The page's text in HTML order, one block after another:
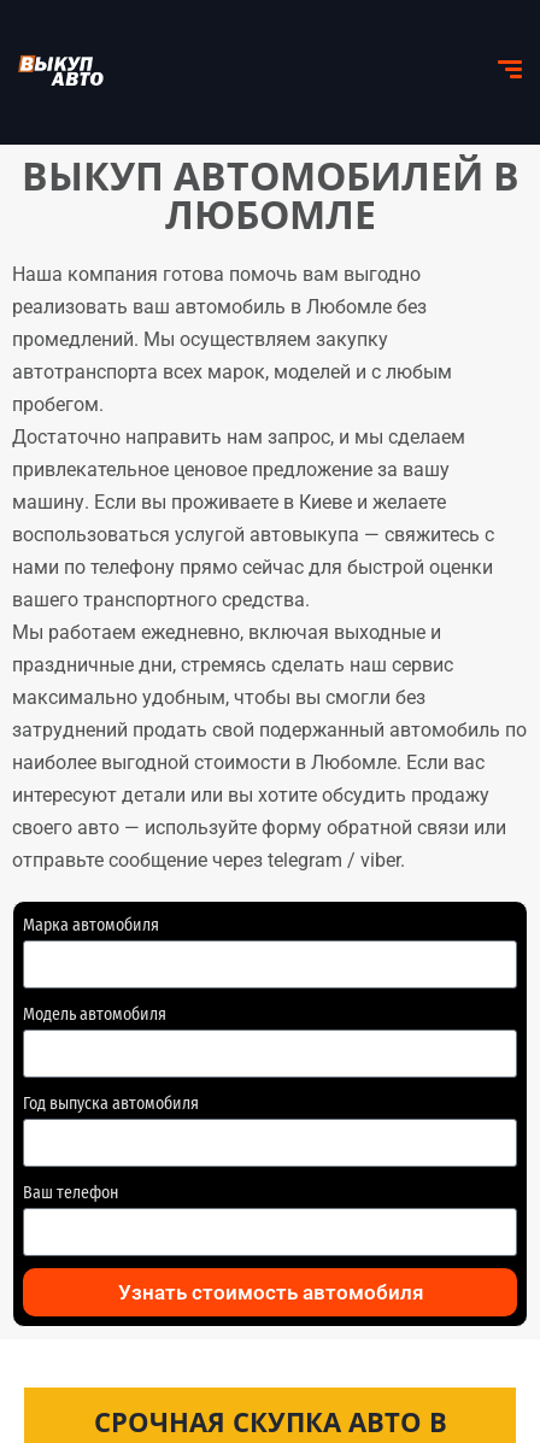
ВЫКУП АВТОМОБИЛЕЙ В
ЛЮБОМЛЕ
Наша компания готова помочь вам выгодно
реализовать ваш автомобиль в Любомле без
промедлений. Мы осуществляем закупку
автотранспорта всех марок, моделей и с любым
пробегом.
Достаточно направить нам запрос, и мы сделаем
привлекательное ценовое предложение за вашу
машину. Если вы проживаете в Киеве и желаете
воспользоваться услугой автовыкупа — свяжитесь с
нами по телефону прямо сейчас для быстрой оценки
вашего транспортного средства.
Мы работаем ежедневно, включая выходные и
праздничные дни, стремясь сделать наш сервис
максимально удобным, чтобы вы смогли без
затруднений продать свой подержанный автомобиль по
наиболее выгодной стоимости в Любомле. Если вас
интересуют детали или вы хотите обсудить продажу
своего авто — используйте форму обратной связи или
отправьте сообщение через telegram / viber.
Марка автомобиля
Модель автомобиля
Год выпуска автомобиля
Ваш телефон
Узнать стоимость автомобиля
СРОЧНАЯ СКУПКА АВТО В